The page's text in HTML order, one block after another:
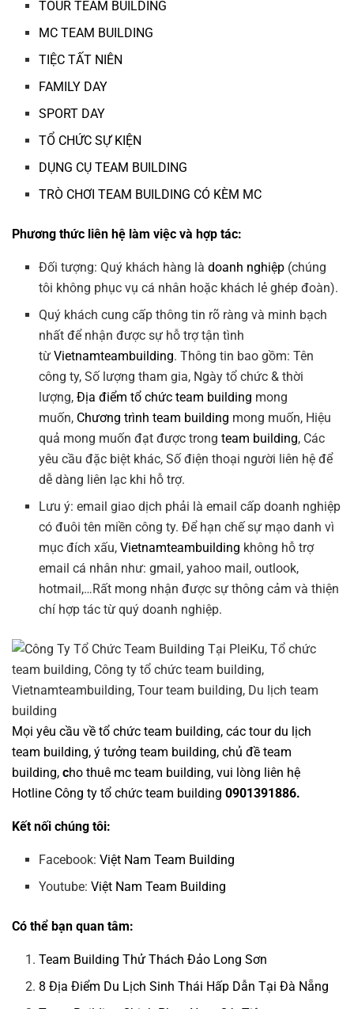
TOUR TEAM BUILDING
MC TEAM BUILDING
TIỆC TẤT NIÊN
FAMILY DAY
SPORT DAY
TỔ CHỨC SỰ KIỆN
DỤNG CỤ TEAM BUILDING
TRÒ CHƠI TEAM BUILDING CÓ KÈM MC
Phương thức liên hệ làm việc và hợp tác:
Đối tượng: Quý khách hàng làdoanh nghiệp (chúng
tôi không phục vụ cá nhân hoặc khách lẻ ghép đoàn).
Quý khách cung cấp thông tin rõ ràng và minh bạch
nhất để nhận được sự hỗ trợ tận tình
từVietnamteambuilding. Thông tin bao gồm: Tên
công ty, Số lượng tham gia, Ngày tổ chức & thời
lượng,Địa điểm tổ chức team building mong
muốn, Chương trình team building mong muốn, Hiệu
quả mong muốn đạt được trongteam building, Các
yêu cầu đặc biệt khác, Số điện thoại người liên hệ để
dễ dàng liên lạc khi hỗ trợ.
Lưu ý: email giao dịch phải là email cấp doanh nghiệp
có đuôi tên miền công ty. Để hạn chế sự mạo danh vì
mục đích xấu,Vietnamteambuilding không hỗ trợ
email cá nhân như: gmail, yahoo mail, outlook,
hotmail,…Rất mong nhận được sự thông cảm và thiện
chí hợp tác từ quý doanh nghiệp.
Mọi yêu cầu về tổ chức team building, các tourdu lịch
team building, ý tưởng team building, chủ đề team
building, cho thuê mc team building, vui lòng liên hệ
Hotline Công ty tổ chức team building 0901391886.
Kết nối chúng tôi:
Facebook:Việt Nam Team Building
Youtube:Việt Nam Team Building
Có thể bạn quan tâm:
Team Building Thử Thách Đảo Long Sơn
8 Địa Điểm Du Lịch Sinh Thái Hấp Dẫn Tại Đà Nẵng